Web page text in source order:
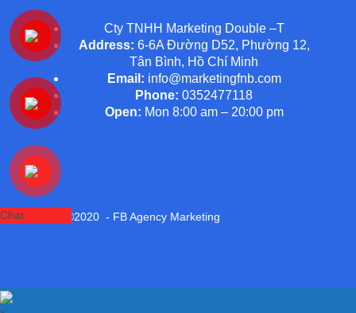
Cty TNHH Marketing Double –T
Address: 6-6A Đường D52, Phường 12,
Tân Bình, Hồ Chí Minh
Email: info@marketingfnb.com
Phone: 0352477118
Open: Mon 8:00 am – 20:00 pm
Copyright ©2020 - FB Agency Marketing
Chat